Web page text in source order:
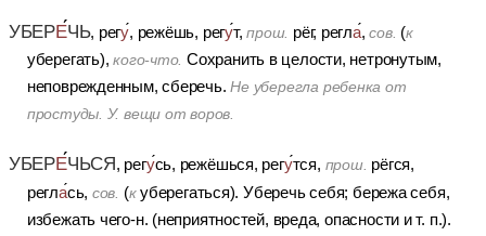
УБЕРЕЧЬ, регу, режёшь, регут,прош. рёг, регла,сов. (к
уберегать),кого-что. Сохранить в целости, нетронутым,
неповрежденным, сберечь. Не уберегла ребенка от
простуды. У. вещи от воров.
УБЕРЕЧЬСЯ, регусь, режёшься, регутся, прош. рёгся,
реглась, сов. (куберегаться).Уберечь себя; бережа себя,
избежать чего-н. (неприятностей, вреда, опасности и т. п.).